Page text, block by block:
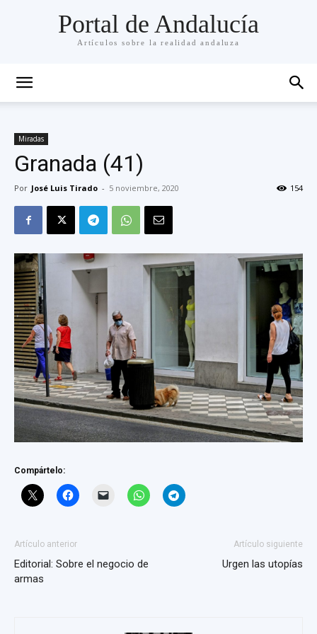
Portal de Andalucía
Artículos sobre la realidad andaluza
Miradas
Granada (41)
Por José Luis Tirado - 5 noviembre, 2020 154
Compártelo:
Artículo anterior
Editorial: Sobre el negocio de
armas
Artículo siguiente
Urgen las utopías